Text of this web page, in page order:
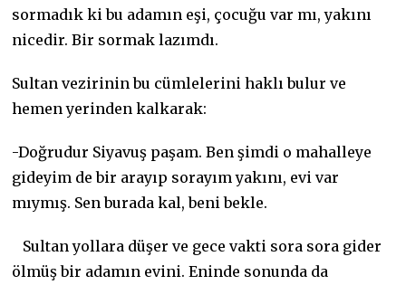
sormadık ki bu adamın eşi, çocuğu var mı, yakını
nicedir. Bir sormak lazımdı.
Sultan vezirinin bu cümlelerini haklı bulur ve
hemen yerinden kalkarak:
-Doğrudur Siyavuş paşam. Ben şimdi o mahalleye
gideyim de bir arayıp sorayım yakını, evi var
mıymış. Sen burada kal, beni bekle.
Sultan yollara düşer ve gece vakti sora sora gider
ölmüş bir adamın evini. Eninde sonunda da